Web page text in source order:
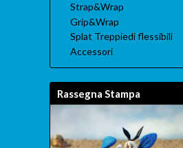
Strap&Wrap
Grip&Wrap
Splat Treppiedi flessibili
Accessori
Rassegna Stampa